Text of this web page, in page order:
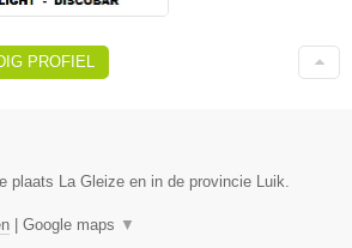
PROFIEL
plaats La Gleize en in de provincie Luik.
Google maps ▼